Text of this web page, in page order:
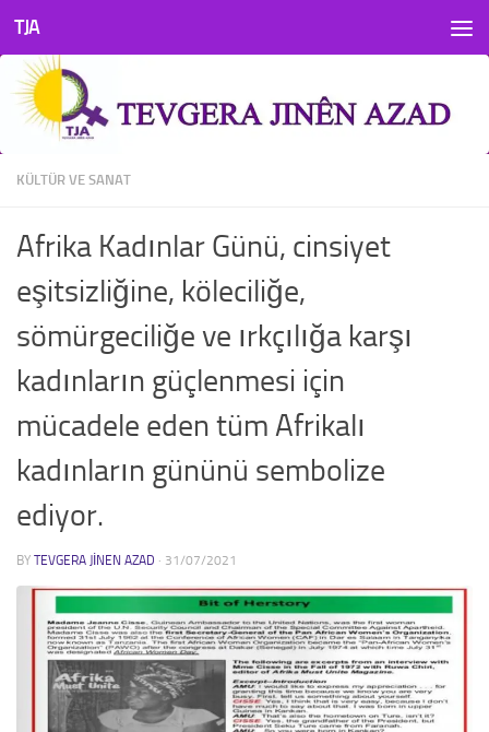
Skip to content
TJA
KÜLTÜR VE SANAT
Afrika Kadınlar Günü, cinsiyet
eşitsizliğine, köleciliğe,
sömürgeciliğe ve ırkçılığa karşı
kadınların güçlenmesi için
mücadele eden tüm Afrikalı
kadınların gününü sembolize
ediyor.
BY TEVGERA JINEN AZAD · 31/07/2021